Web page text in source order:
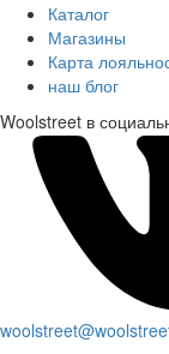
Каталог
Магазины
Карта
наш блог
Woolstreet в